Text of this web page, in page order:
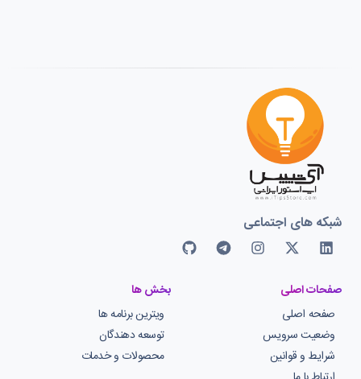
شبکه های اجتماعی
صفحات اصلی
صفحه اصلی
وضعیت سرویس
شرایط و قوانین
بخش ها
ویترین برنامه ها
توسعه دهندگان
محصولات و خدمات